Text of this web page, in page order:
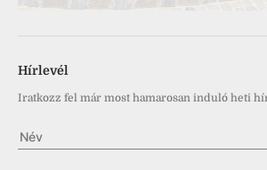
Hírlevél
Iratkozz fel már most hamarosan induló heti